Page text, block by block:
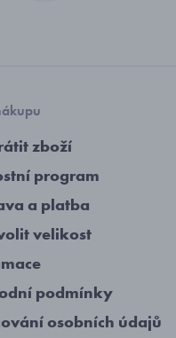
zboží
program
a platba
velikost
podmínky
osobních údajů